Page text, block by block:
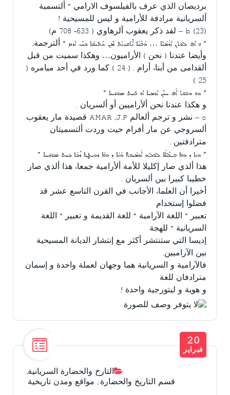
برديصان الذي عرف بالفيلسوف الارامي ” ألتسمية
ألسريانية مرادفة للأرامية و ليس للمسيحية !
(23) b – لقد ذكر يعقوب ألرهاوي ( 633- 708 م)
” ܘ ܐܦ ܠܘܬܢ ܐܪ̈ܳܡܳܝܶܐ … ܗܳܟܰܢܳܐ ܐܶܬܩܪܝܺܬ ܡܶܢ ܥܰܬܝܩܳܐ ܒܢܰܝ ܐܪܡ ” ألترجمة:̣
وأيضا عندنا ( نحن ) الأراميون… وهكذا سميت من قبل
ألقدامى من أبناء أرام . ( 24 ) كما ورد في أحد ميامره (
25 )
” ܗܘ ܗܟܘܬ ܐܳܦ ܚܢܰܢ ܐܪܡܝܐ ܐܘ ܟܺܝܬ ܣܘܪ̈ܝܝܐ ”
و هكذا عندنا نحن ألأراميين أو ألسريان .
c – نشر و ترجم ألعالم AMAR ,J.P قصيدة مار يعقوب
ألسروجي عن مار أفرام حيت وردت ألتسميتان
مترادفتين .
” ܗܢܐ ܕ ܗܘܐ ܟـܠܺܝܠܳܐ ܠܟܠܗ ܐًܪܡًܝܘܬܐ ܗܳܢܳܐ ܕ ܗܘܳܐ ܪܗܝܛܪܐ ܪܰܒܳܐ ܒܝܬ ܣܘܪ̈ܝܝܐ ”
هذا ألذي صار إكليلا للأمة ألأرامية جمعاء هذا ألذي صار
خطيبا كبيرا بين ألسريان .
أخيرا أن العلماء الأجانب في القرن التاسع عشر قد
فضلوا إستخدام
تعبير ” اللغة الآرامية ” للغة القديمة و تعبير ” اللغة
السريانية ” للهجة
إديسا التي ستنتشر أكثر مع إنتشار الديانة المسيحية
بين الآراميين.
فالآرامية و السريانية هما وجهان لعملة واحدة و إسمان
مترادفان للغة
و هوية و ليتورجية واحدة !
التارخ والحضارة السريانية,
قسم التاريخ والحضارة , مواقع ومدن تاريخية
20
فبراير